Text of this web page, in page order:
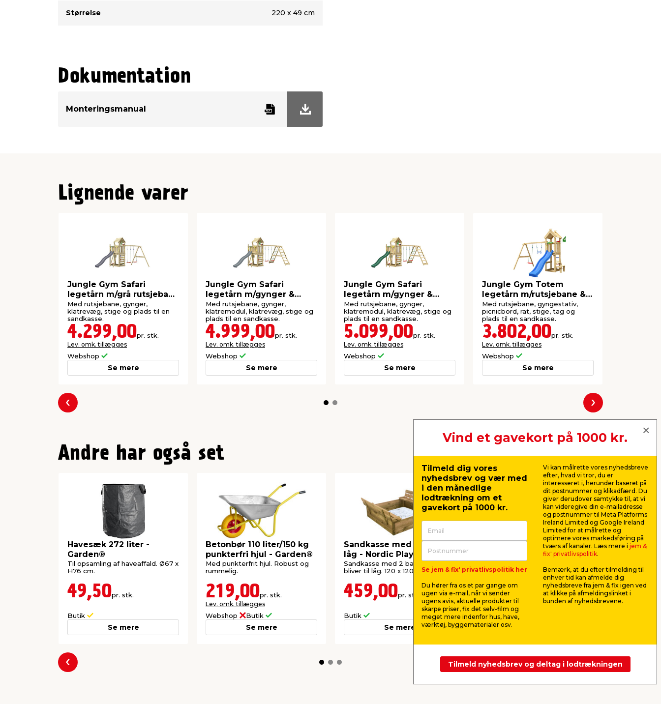
Størrelse 220 x 49 cm
Dokumentation
Monteringsmanual
Lignende varer
Jungle Gym Safari
legetårn m/grå rutsjebane
& gynger
Med rutsjebane, gynger,
klatrevæg, stige og plads til en
sandkasse.
4.299,00pr. stk.
Lev. omk. tillægges
Webshop
Se mere
Jungle Gym Safari
legetårn m/gynger &
klatremodul
Med rutsjebane, gynger,
klatremodul, klatrevæg, stige og
plads til en sandkasse.
4.999,00pr. stk.
Lev. omk. tillægges
Webshop
Se mere
Jungle Gym Safari
legetårn m/gynger &
klatremodul
Med rutsjebane, gynger,
klatremodul, klatrevæg, stige og
plads til en sandkasse.
5.099,00pr. stk.
Lev. omk. tillægges
Webshop
Se mere
Jungle Gym Totem
legetårn m/rutsjebane &
gyngestativ
Med rutsjebane, gyngestativ,
picnicbord, rat, stige, tag og
plads til en sandkasse.
3.802,00pr. stk.
Lev. omk. tillægges
Webshop
Se mere
Forrige Næste
Andre har også set
Havesæk 272 liter -
Garden®
Til opsamling af haveaffald. Ø67 x
H76 cm.
49,50pr. stk.
Butik
Se mere
Betonbør 110 liter/150 kg
punkterfri hjul - Garden®
Med punkterfrit hjul. Robust og
rummelig.
219,00pr. stk.
Lev. omk. tillægges
Webshop Butik
Se mere
Sandkasse med bænk og
låg - Nordic Play
Sandkasse med 2 bænke, som
bliver til låg. 120 x 120 x 27 cm.
459,00pr. stk.
Butik
Se mere
Foldebord stål/plast 180 x
Foldebord til campingturen eller
til ekstra gæster. Med
100,00 pr. stk.
Butik
Trillebør
Hastighed:
Belastning:
Lev. omk.
Forrige Næste
Vind et gavekort på 1000 kr.
Tilmeld dig vores
nyhedsbrev og vær med
i den månedlige
lodtrækning om et
gavekort på 1000 kr.
Se jem & fix' privatlivspolitik her
Du hører fra os et par gange om
ugen via e-mail, når vi sender
ugens avis, aktuelle produkter til
skarpe priser, fix det selv-film og
meget mere indenfor hus, have,
værktøj, byggematerialer osv.
Vi kan målrette vores nyhedsbreve
efter, hvad vi tror, du er
interesseret i, herunder baseret på
dit postnummer og klikadfærd. Du
giver derudover samtykke til, at vi
kan videregive din e-mailadresse
og postnummer til Meta Platforms
Ireland Limited og Google Ireland
Limited for at målrette og
optimere vores markedsføring på
tværs af kanaler. Læs mere i jem &
fix' privatlivspolitik.
Bemærk, at du efter tilmelding til
enhver tid kan afmelde dig
nyhedsbreve fra jem & fix igen ved
at klikke på afmeldingslinket i
bunden af nyhedsbrevene.
Tilmeld nyhedsbrev og deltag i lodtrækningen